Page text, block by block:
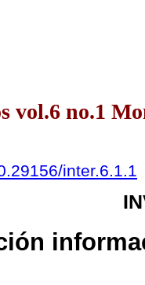
vol.6 no.1
inter.6.1.1